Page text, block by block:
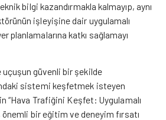
bilgi kazandırmakla kalmayıp, aynı
işleyişine dair uygulamalı
planlamalarına katkı sağlamayı
güvenli bir şekilde
sistemi keşfetmek isteyen
“Hava Trafiğini Keşfet: Uygulamalı
bir eğitim ve deneyim fırsatı